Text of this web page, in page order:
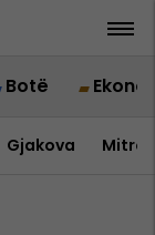
Botë
Gjakova